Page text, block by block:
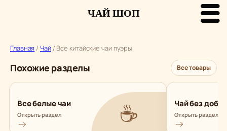
Главная /Чай/ Все китайские чаи пуэры
Похожие разделы Все товары
☕
Все белые чаи
Открыть раздел
→
Чай без
Открыть раздел
→
ЧАЙ ШОП